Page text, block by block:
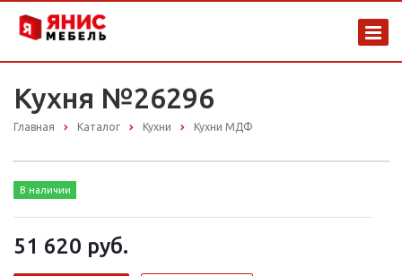
Кухня №26296
Главная Каталог Кухни Кухни МДФ
В наличии
51 620 руб.